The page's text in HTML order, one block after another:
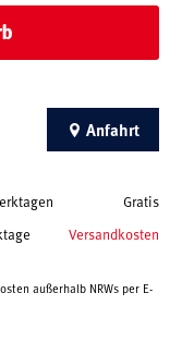
Anfahrt
Gratis
Versandkosten
außerhalb NRWs per E-